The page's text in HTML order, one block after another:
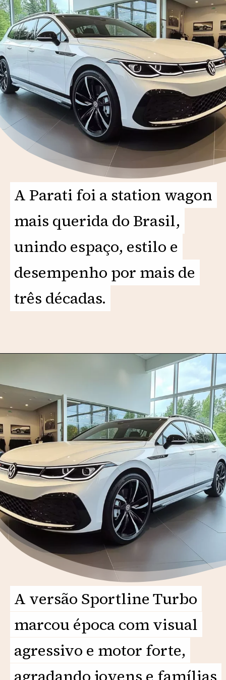
A Parati foi a station wagon
mais querida do Brasil,
unindo espaço, estilo e
desempenho por mais de
três décadas.
A Parati foi a station wagon
mais querida do Brasil,
unindo espaço, estilo e
desempenho por mais de
três décadas.
A versão Sportline Turbo
marcou época com visual
agressivo e motor forte,
A versão Sportline Turbo
marcou época com visual
agressivo e motor forte,